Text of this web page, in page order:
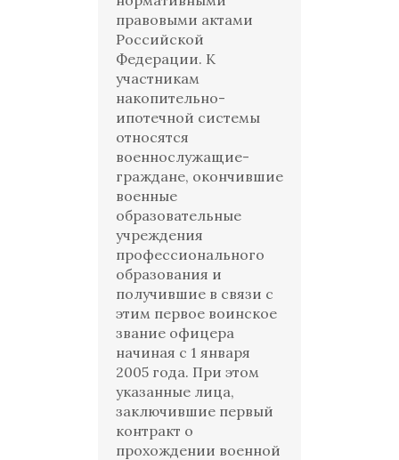
правовыми актами
Российской
Федерации. К
участникам
накопительно-
ипотечной системы
относятся
военнослужащие-
граждане, окончившие
военные
образовательные
учреждения
профессионального
образования и
получившие в связи с
этим первое воинское
звание офицера
начиная с 1 января
2005 года. При этом
указанные лица,
заключившие первый
контракт о
прохождении военной